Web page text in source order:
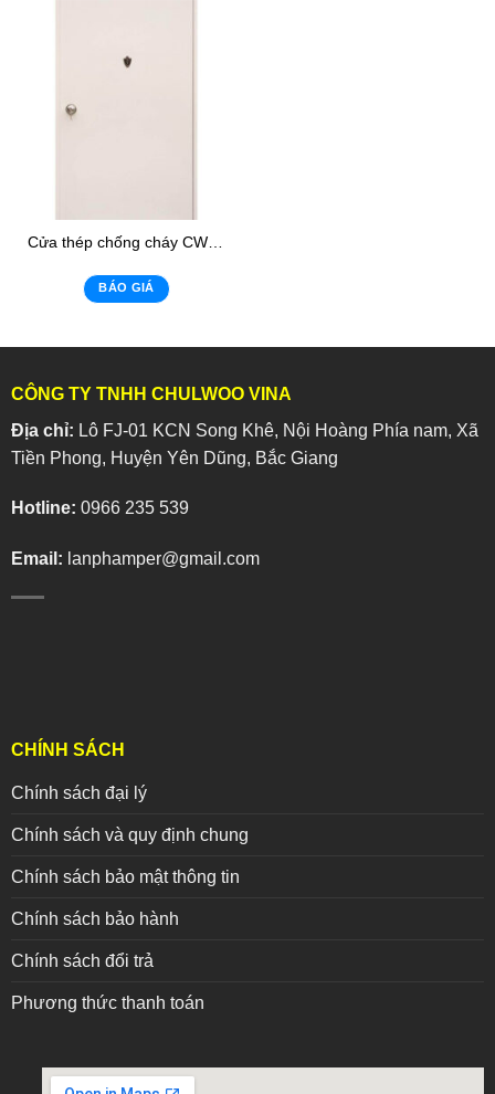
Cửa thép chống cháy CWSD-01
BÁO GIÁ
CÔNG TY TNHH CHULWOO VINA
Địa chỉ: Lô FJ-01 KCN Song Khê, Nội Hoàng Phía nam, Xã
Tiền Phong, Huyện Yên Dũng, Bắc Giang
Hotline: 0966 235 539
Email: lanphamper@gmail.com
CHÍNH SÁCH
Chính sách đại lý
Chính sách và quy định chung
Chính sách bảo mật thông tin
Chính sách bảo hành
Chính sách đổi trả
Phương thức thanh toán